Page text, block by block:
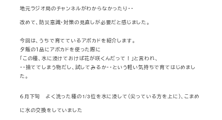
地元ラジオ局のチャンネルがわからなかったり・・
改めて、防災意識・対策の見直しが必要だと感じました。
今回は、うちで育てているアボカドを紹介します。
夕飯の１品にアボカドを使った際に
「この種、水に浸けておけば花が咲くんだって！」と言われ、
・・捨ててしまう物だし、試してみるか・・という軽い気持ちで育てはじめまし
た。
６月下旬 よく洗った種の1/3位を水に浸して（尖っている方を上に）、こまめ
に水の交換をしていました